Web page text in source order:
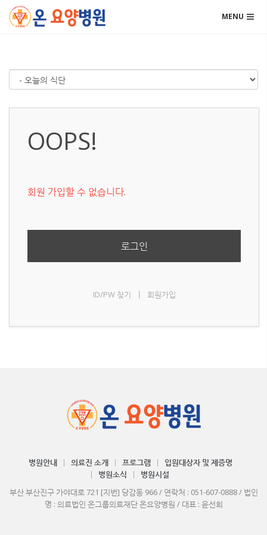
MENU
OOPS!
회원 가입할 수 없습니다.
로그인
ID/PW 찾기 회원가입
병원안내 의료진 소개 프로그램
입원대상자 및 제증명
병원소식
병원시설
부산 부산진구 가야대로 721 [지번] 당감동 966 / 연락처 : 051-607-0888 / 법인
명 : 의료법인 온그룹의료재단 온요양병원 / 대표 : 윤선희